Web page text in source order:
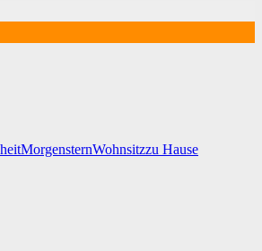
MorgensternWohnsitzzu Hause